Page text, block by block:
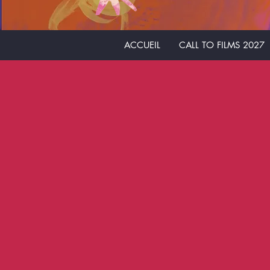
ACCUEIL CALL TO FILMS 2027